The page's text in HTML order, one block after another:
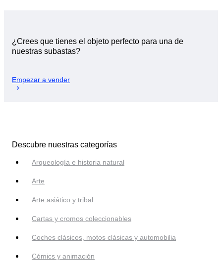
¿Crees que tienes el objeto perfecto para una de
nuestras subastas?
Empezar a vender
Descubre nuestras categorías
Arqueología e historia natural
Arte
Arte asiático y tribal
Cartas y cromos coleccionables
Coches clásicos, motos clásicas y automobilia
Cómics y animación